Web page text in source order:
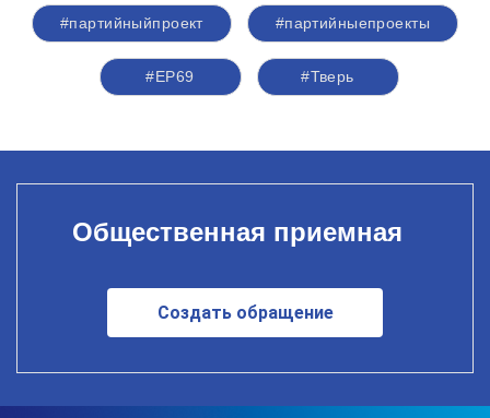
#партийныйпроект #партийныепроекты
#ЕР69 #Тверь
Общественная приемная
Создать обращение